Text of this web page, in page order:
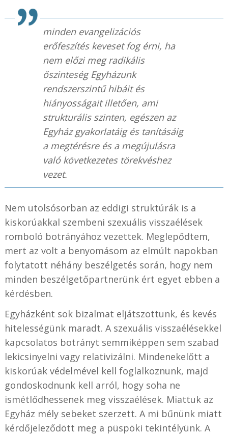
minden evangelizációs
erőfeszítés keveset fog érni, ha
nem előzi meg radikális
őszinteség Egyházunk
rendszerszintű hibáit és
hiányosságait illetően, ami
strukturális szinten, egészen az
Egyház gyakorlatáig és tanításáig
a megtérésre és a megújulásra
való következetes törekvéshez
vezet.
Nem utolsósorban az eddigi struktúrák is a
kiskorúakkal szembeni szexuális visszaélések
romboló botrányához vezettek. Meglepődtem,
mert az volt a benyomásom az elmúlt napokban
folytatott néhány beszélgetés során, hogy nem
minden beszélgetőpartnerünk ért egyet ebben a
kérdésben.
Egyházként sok bizalmat eljátszottunk, és kevés
hitelességünk maradt. A szexuális visszaélésekkel
kapcsolatos botrányt semmiképpen sem szabad
lekicsinyelni vagy relativizálni. Mindenekelőtt a
kiskorúak védelmével kell foglalkoznunk, majd
gondoskodnunk kell arról, hogy soha ne
ismétlődhessenek meg visszaélések. Miattuk az
Egyház mély sebeket szerzett. A mi bűnünk miatt
kérdőjeleződött meg a püspöki tekintélyünk. A